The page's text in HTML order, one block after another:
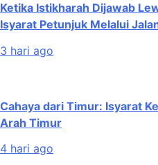
Ketika Istikharah Dijawab
Isyarat Petunjuk Melalui
3 hari ago
Cahaya dari Timur: Isyarat
Arah Timur
4 hari ago